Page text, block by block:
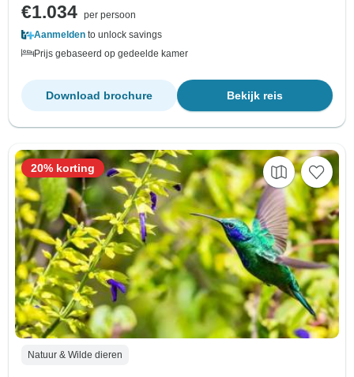
€1.034 per persoon
Aanmelden to unlock savings
Prijs gebaseerd op gedeelde kamer
Bekijk reis
Download brochure
Natuur & Wilde dieren
20% korting